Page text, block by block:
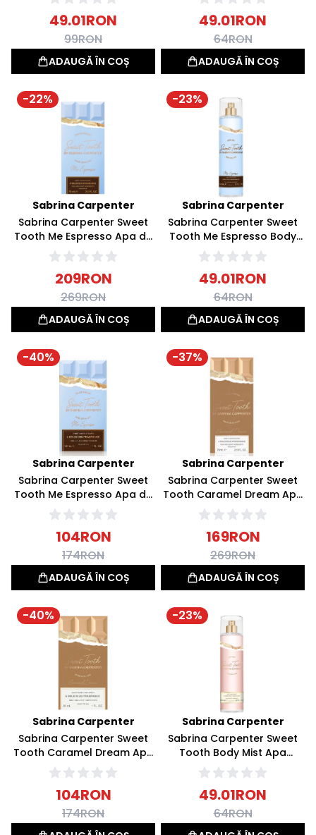
49.01RON
99RON
ADAUGĂ ÎN COȘ
49.01RON
64RON
ADAUGĂ ÎN COȘ
-22%
Sabrina Carpenter
Sabrina Carpenter Sweet
Tooth Me Espresso Apa de
parfum 75ml
209RON
269RON
ADAUGĂ ÎN COȘ
-23%
Sabrina Carpenter
Sabrina Carpenter Sweet
Tooth Me Espresso Body
Mist Apa parfumata 236ml
49.01RON
64RON
ADAUGĂ ÎN COȘ
-40%
Sabrina Carpenter
Sabrina Carpenter Sweet
Tooth Me Espresso Apa de
parfum 30ml
104RON
174RON
ADAUGĂ ÎN COȘ
-37%
Sabrina Carpenter
Sabrina Carpenter Sweet
Tooth Caramel Dream Apa
de parfum 75ml
169RON
269RON
ADAUGĂ ÎN COȘ
-40%
Sabrina Carpenter
Sabrina Carpenter Sweet
Tooth Caramel Dream Apa
de parfum 30ml
104RON
174RON
-23%
Sabrina Carpenter
Sabrina Carpenter Sweet
Tooth Body Mist Apa
parfumata 236ml
49.01RON
64RON